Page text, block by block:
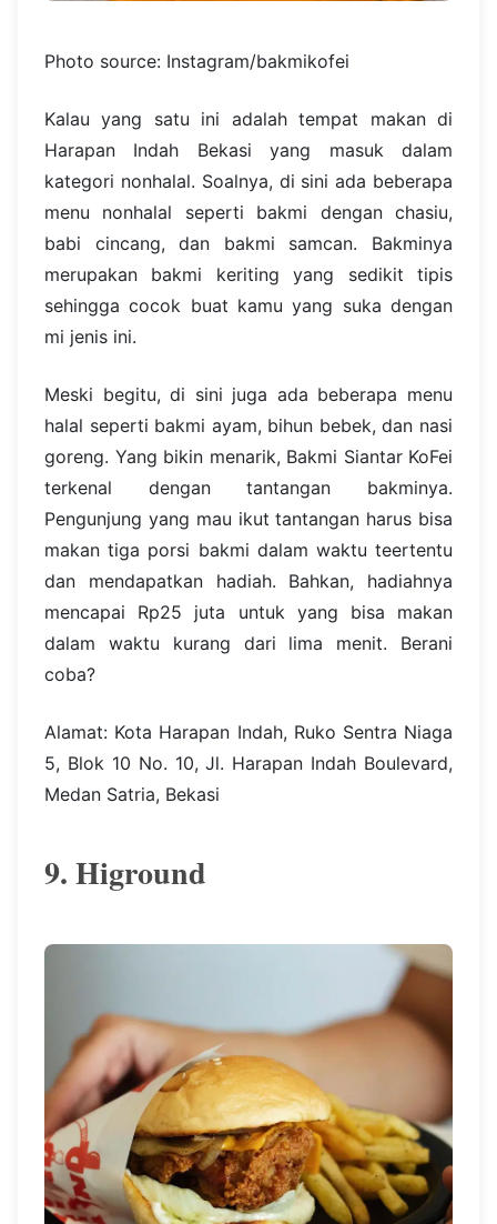
Photo source: Instagram/bakmikofei
Kalau yang satu ini adalah tempat makan di
Harapan Indah Bekasi yang masuk dalam
kategori nonhalal. Soalnya, di sini ada beberapa
menu nonhalal seperti bakmi dengan chasiu,
babi cincang, dan bakmi samcan. Bakminya
merupakan bakmi keriting yang sedikit tipis
sehingga cocok buat kamu yang suka dengan
mi jenis ini.
Meski begitu, di sini juga ada beberapa menu
halal seperti bakmi ayam, bihun bebek, dan nasi
goreng. Yang bikin menarik, Bakmi Siantar KoFei
terkenal dengan tantangan bakminya.
Pengunjung yang mau ikut tantangan harus bisa
makan tiga porsi bakmi dalam waktu teertentu
dan mendapatkan hadiah. Bahkan, hadiahnya
mencapai Rp25 juta untuk yang bisa makan
dalam waktu kurang dari lima menit. Berani
coba?
Alamat: Kota Harapan Indah, Ruko Sentra Niaga
5, Blok 10 No. 10, Jl. Harapan Indah Boulevard,
Medan Satria, Bekasi
9. Higround